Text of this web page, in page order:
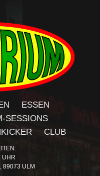
ESSEN
SESSIONS
CLUB
UHR
89073 ULM